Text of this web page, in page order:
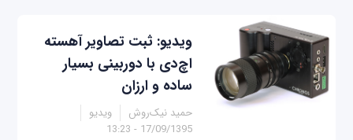
ویدیو: ثبت تصاویر آهسته
اچ‌دی با دوربینی بسیار
ساده و ارزان
حمید نیک‌روش
ویدیو
17/09/1395 - 13:23